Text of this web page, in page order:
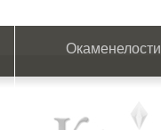
Окаменелости